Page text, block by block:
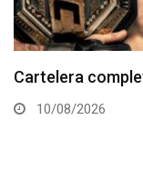
Tommy
Noche UFC 4